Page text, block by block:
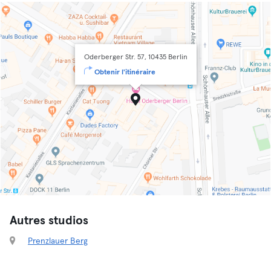
Oderberger Str. 57, 10435 Berlin
Obtenir l'itinéraire
Autres studios
Prenzlauer Berg